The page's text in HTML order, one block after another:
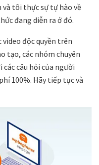
và tôi thực sự tự hào về
đang diễn ra ở đó.
độc quyền trên
tạo, các nhóm chuyên
câu hỏi của người
100%. Hãy tiếp tục và